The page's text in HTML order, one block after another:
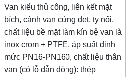
Van kiểu thủ công, liên kết mặt
bích, cánh van cứng dẹt, ty nổi,
chất liệu bề mặt làm kín bệ van là
inox crom + PTFE, áp suất định
mức PN16-PN160, chất liệu thân
van (có lỗ dẫn dòng): thép